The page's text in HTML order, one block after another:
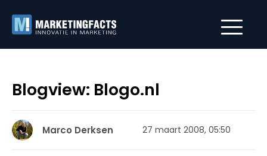
Blogview: Blogo.nl
Marco Derksen 27 maart 2008, 05:50